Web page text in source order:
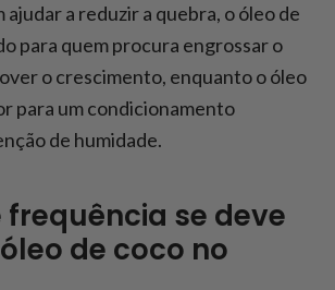
ajudar a reduzir a quebra, o óleo de
para quem procura engrossar o
o crescimento, enquanto o óleo
para um condicionamento
de humidade.
frequência se deve
de coco no